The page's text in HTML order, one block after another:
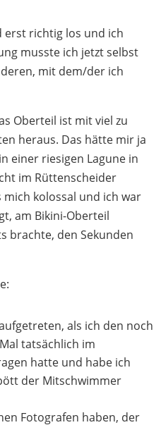
erst richtig los und ich
musste ich jetzt selbst
mit dem/der ich
Oberteil ist mit viel zu
heraus. Das hätte mir ja
einer riesigen Lagune in
im Rüttenscheider
kolossal und ich war
am Bikini-Oberteil
brachte, den Sekunden
als ich den noch
tatsächlich im
hatte und habe ich
der Mitschwimmer
Fotografen haben, der